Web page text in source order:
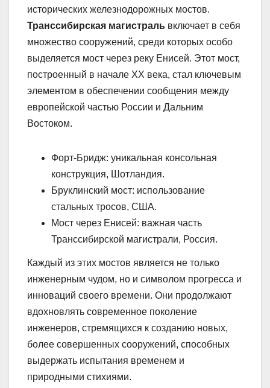
исторических железнодорожных мостов.
Транссибирская магистраль включает в себя
множество сооружений, среди которых особо
выделяется мост через реку Енисей. Этот мост,
построенный в начале XX века, стал ключевым
элементом в обеспечении сообщения между
европейской частью России и Дальним
Востоком.
Форт-Бридж: уникальная консольная
конструкция, Шотландия.
Бруклинский мост: использование
стальных тросов, США.
Мост через Енисей: важная часть
Транссибирской магистрали, Россия.
Каждый из этих мостов является не только
инженерным чудом, но и символом прогресса и
инноваций своего времени. Они продолжают
вдохновлять современное поколение
инженеров, стремящихся к созданию новых,
более совершенных сооружений, способных
выдержать испытания временем и
природными стихиями.